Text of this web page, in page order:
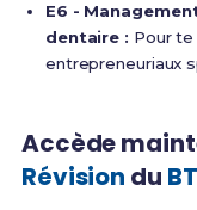
E6 -
dentaire : Pour
entrepreneuriaux
Accède
Révision du